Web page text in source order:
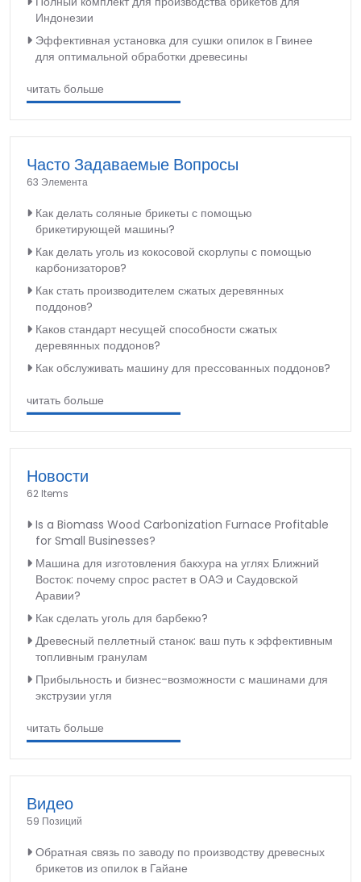
Индонезии
Эффективная установка для сушки опилок в Гвинее
для оптимальной обработки древесины
читать больше
Часто Задаваемые Вопросы
63 Элемента
Как делать соляные брикеты с помощью
брикетирующей машины?
Как делать уголь из кокосовой скорлупы с помощью
карбонизаторов?
Как стать производителем сжатых деревянных
поддонов?
Каков стандарт несущей способности сжатых
деревянных поддонов?
Как обслуживать машину для прессованных поддонов?
читать больше
Новости
62 Items
Is a Biomass Wood Carbonization Furnace Profitable
for Small Businesses?
Машина для изготовления бакхура на углях Ближний
Восток: почему спрос растет в ОАЭ и Саудовской
Аравии?
Как сделать уголь для барбекю?
Древесный пеллетный станок: ваш путь к эффективным
топливным гранулам
Прибыльность и бизнес-возможности с машинами для
экструзии угля
читать больше
Видео
59 Позиций
Обратная связь по заводу по производству древесных
брикетов из опилок в Гайане